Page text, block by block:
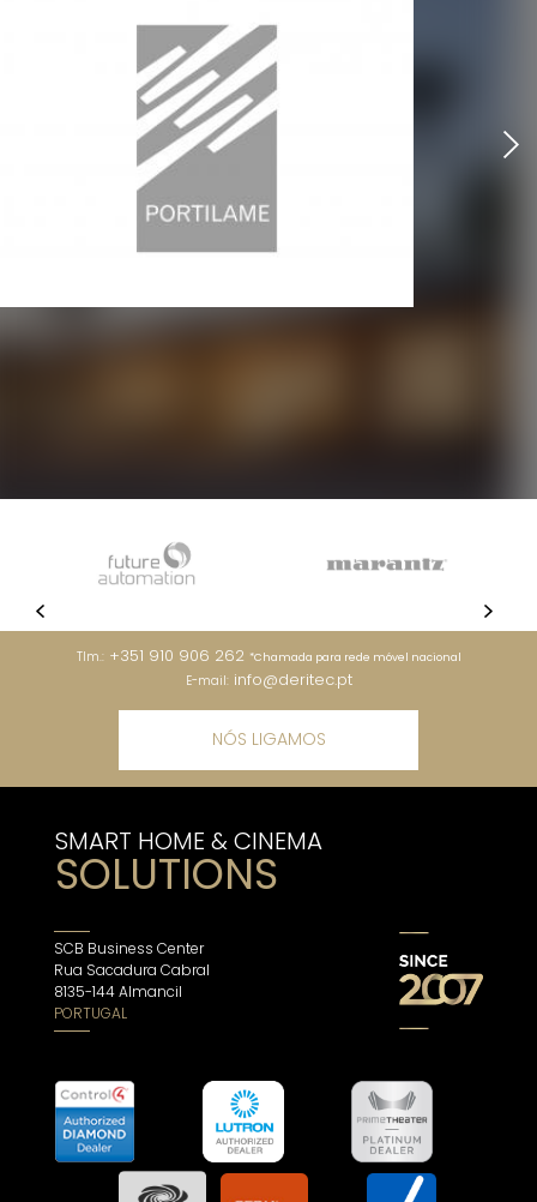
Tlm.:+351 910 906 262 *Chamada para rede móvel nacional
E-mail: info@deritec.pt
NÓS LIGAMOS
SMART HOME & CINEMA
SOLUTIONS
SCB Business Center
Rua Sacadura Cabral
8135-144 Almancil
PORTUGAL